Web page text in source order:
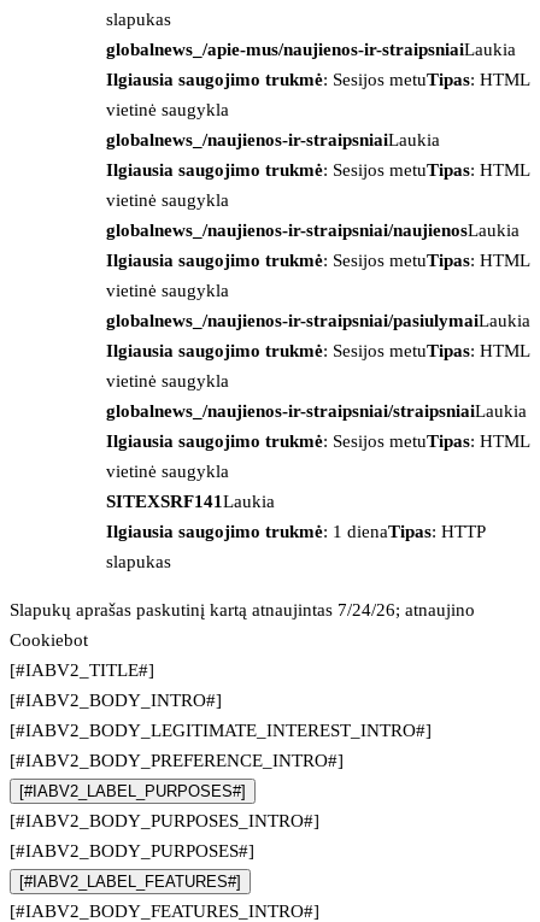
slapukas
globalnews_/apie-mus/naujienos-ir-straipsniaiLaukia
Ilgiausia saugojimo trukmė: Sesijos metuTipas: HTML
vietinė saugykla
globalnews_/naujienos-ir-straipsniaiLaukia
Ilgiausia saugojimo trukmė: Sesijos metuTipas: HTML
vietinė saugykla
globalnews_/naujienos-ir-straipsniai/naujienosLaukia
Ilgiausia saugojimo trukmė: Sesijos metuTipas: HTML
vietinė saugykla
globalnews_/naujienos-ir-straipsniai/pasiulymaiLaukia
Ilgiausia saugojimo trukmė: Sesijos metuTipas: HTML
vietinė saugykla
globalnews_/naujienos-ir-straipsniai/straipsniaiLaukia
Ilgiausia saugojimo trukmė: Sesijos metuTipas: HTML
vietinė saugykla
SITEXSRF141Laukia
Ilgiausia saugojimo trukmė: 1 dienaTipas: HTTP
slapukas
Slapukų aprašas paskutinį kartą atnaujintas 7/24/26; atnaujino
Cookiebot
[#IABV2_TITLE#]
[#IABV2_BODY_INTRO#]
[#IABV2_BODY_LEGITIMATE_INTEREST_INTRO#]
[#IABV2_BODY_PREFERENCE_INTRO#]
[#IABV2_LABEL_PURPOSES#]
[#IABV2_BODY_PURPOSES_INTRO#]
[#IABV2_BODY_PURPOSES#]
[#IABV2_LABEL_FEATURES#]
[#IABV2_BODY_FEATURES_INTRO#]